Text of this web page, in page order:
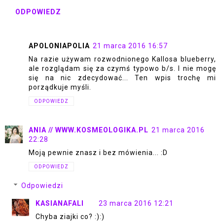
ODPOWIEDZ
APOLONIAPOLIA 21 marca 2016 16:57
Na razie używam rozwodnionego Kallosa blueberry,
ale rozglądam się za czymś typowo b/s. I nie mogę
się na nic zdecydować... Ten wpis trochę mi
porządkuje myśli.
ODPOWIEDZ
ANIA // WWW.KOSMEOLOGIKA.PL 21 marca 2016
22:28
Moją pewnie znasz i bez mówienia... :D
ODPOWIEDZ
Odpowiedzi
KASIANAFALI
23 marca 2016 12:21
Chyba ziajki co? :):)